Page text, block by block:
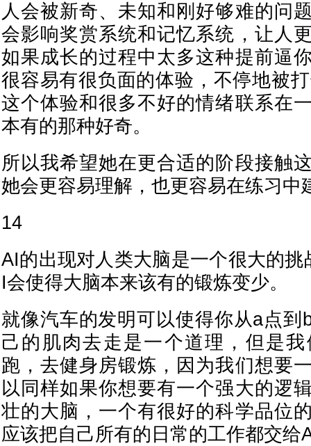
人会被新奇、未知和刚好够难的问
会影响奖赏系统和记忆系统，让人
如果成长的过程中太多这种提前逼
很容易有很负面的体验，不停地被
这个体验和很多不好的情绪联系在
本有的那种好奇。
所以我希望她在更合适的阶段接触
她会更容易理解，也更容易在练习中
14
AI的出现对人类大脑是一个很大的
I会使得大脑本来该有的锻炼变少。
就像汽车的发明可以使得你从a点到
己的肌肉去走是一个道理，但是
跑，去健身房锻炼，因为我们想要
以同样如果你想要有一个强大的逻
壮的大脑，一个有很好的科学品位
应该把自己所有的日常的工作都交给